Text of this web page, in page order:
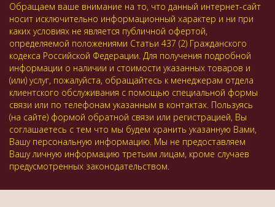
Обращаем ваше внимание на то, что данный интернет-сайт
носит исключительно информационный характер и ни при
каких условиях не является публичной офертой,
определяемой положениями Статьи 437 (2) Гражданского
кодекса Российской Федерации. Для получения подробной
информации о наличии и стоимости указанных товаров и
(или) услуг, пожалуйста, обращайтесь к менеджерам отдела
клиентского обслуживания с помощью специальной формы
связи или по телефонам указанным в контактах. Пользуясь
(на сайте) формой обратной связи или регистрацией, Вы
соглашаетесь с тем что мы будем хранить указанную Вами,
Вашу персональную информацию. Мы не предоставляем
Вашу личную информацию третьим лицам, кроме случаев
предусмотренных законодательством.